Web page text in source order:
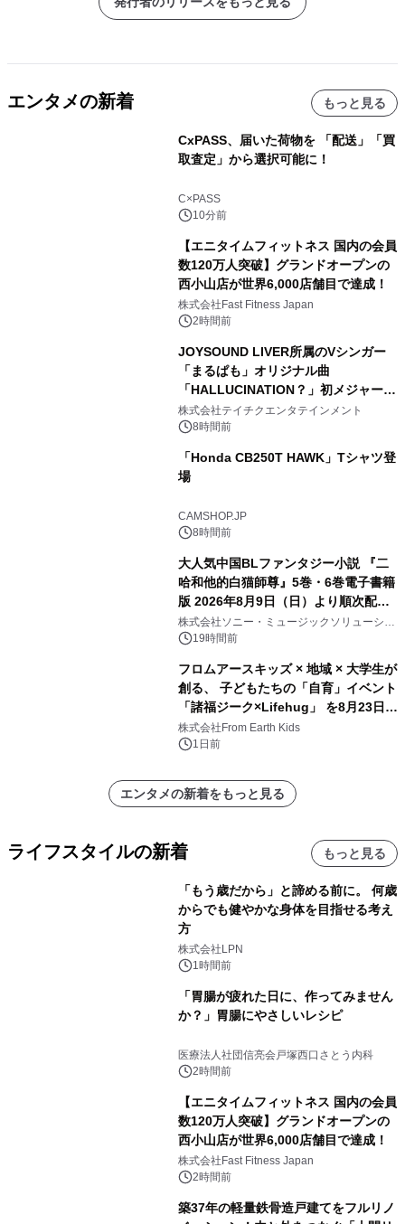
エンタメの新着 もっと見る
CxPASS、届いた荷物を 「配送」「買
取査定」から選択可能に！
C×PASS
10分前
【エニタイムフィットネス 国内の会員
数120万人突破】グランドオープンの
西小山店が世界6,000店舗目で達成！
株式会社Fast Fitness Japan
2時間前
JOYSOUND LIVER所属のVシンガー
「まるぱも」オリジナル曲
「HALLUCINATION？」初メジャー配
信リリース決定！
株式会社テイチクエンタテインメント
8時間前
「Honda CB250T HAWK」Tシャツ登
場
CAMSHOP.JP
8時間前
大人気中国BLファンタジー小説 『二
哈和他的白猫師尊』5巻・6巻電子書籍
版 2026年8月9日（日）より順次配信
開始
株式会社ソニー・ミュージックソリューショ
ンズ19時間前
フロムアースキッズ × 地域 × 大学生が
創る、 子どもたちの「自育」イベント
「諸福ジーク×Lifehug」 を8月23日
(日)開催
株式会社From Earth Kids
1日前
エンタメの新着をもっと見る
ライフスタイルの新着 もっと見る
「もう歳だから」と諦める前に。 何歳
からでも健やかな身体を目指せる考え
方
株式会社LPN
1時間前
「胃腸が疲れた日に、作ってみません
か？」胃腸にやさしいレシピ
医療法人社団信亮会戸塚西口さとう内科
2時間前
【エニタイムフィットネス 国内の会員
数120万人突破】グランドオープンの
西小山店が世界6,000店舗目で達成！
株式会社Fast Fitness Japan
2時間前
築37年の軽量鉄骨造戸建てをフルリノ